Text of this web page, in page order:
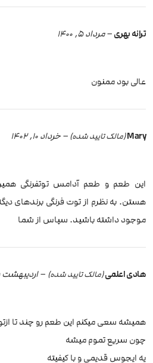
ترانه بهری–مرداد 5, 1400
عالی بود ممنون
Mary(مالک تایید شده) – خرداد 10, 1402
این طعم و طعم آدامس توتفرنگی
هستن. به نظرم از توت فرنگی برندهای
موجود داشته باشید. سپاس از شما
هادی اعلمی(مالک تایید شده) –اردیبهشت 5, 1403
همیشه سعی میکنم این طعم رو چند تا
چون سریع تموم میشه
یه ایجوس قدیمی و با کیفیته